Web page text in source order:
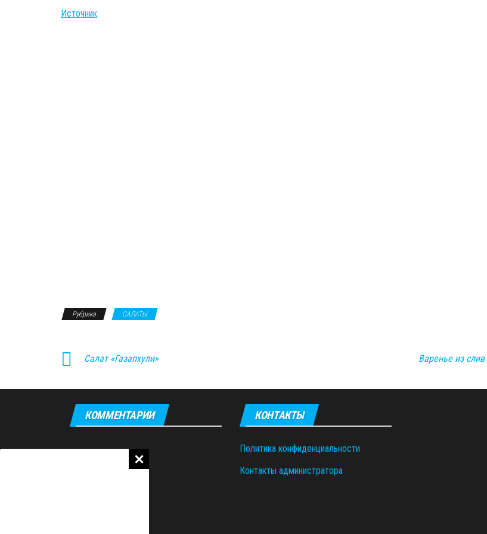
Источник
Рубрика САЛАТЫ
Салат «Газапхули» Варенье из слив
КОММЕНТАРИИ КОНТАКТЫ
Политика конфиденциальности
Контакты администратора